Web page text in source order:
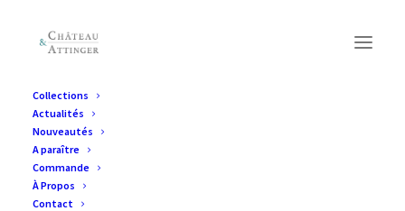
Collections
Actualités
Nouveautés
A paraître
Commande
À Propos
Contact